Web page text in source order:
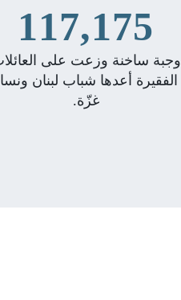
117,175
وجبة ساخنة وزعت على
الفقيرة أعدها شباب لبنان
غزّة.